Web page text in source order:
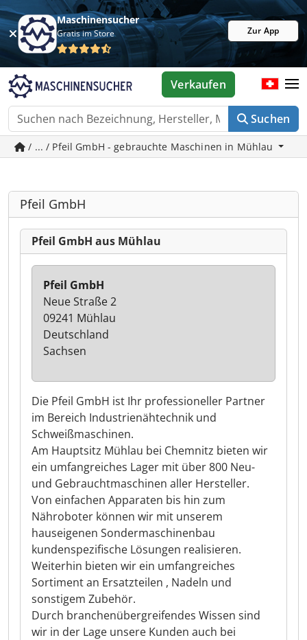
Maschinensucher
Gratis im Store Zur App
Suchen
Verkaufen
/ ... / Pfeil GmbH - gebrauchte Maschinen in Mühlau
Pfeil GmbH
Pfeil GmbH aus Mühlau
Die Pfeil GmbH ist Ihr professioneller Partner
im Bereich Industrienähtechnik und
Schweißmaschinen.
Am Hauptsitz Mühlau bei Chemnitz bieten wir
ein umfangreiches Lager mit über 800 Neu-
und Gebrauchtmaschinen aller Hersteller.
Von einfachen Apparaten bis hin zum
Nähroboter können wir mit unserem
hauseigenen Sondermaschinenbau
kundenspezifische Lösungen realisieren.
Weiterhin bieten wir ein umfangreiches
Sortiment an Ersatzteilen , Nadeln und
sonstigem Zubehör.
Durch branchenübergreifendes Wissen sind
wir in der Lage unsere Kunden auch bei
Pfeil GmbH
Neue Straße 2
09241 Mühlau
Deutschland
Sachsen